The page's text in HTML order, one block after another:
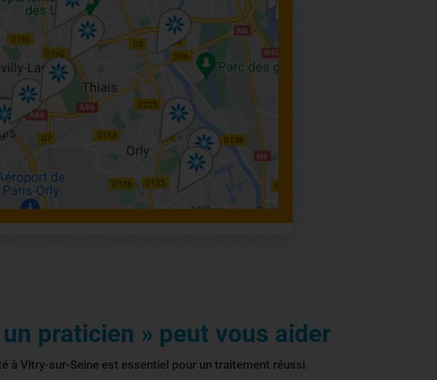
praticien » peut vous aider
à Vitry-sur-Seine est essentiel pour un traitement réussi.